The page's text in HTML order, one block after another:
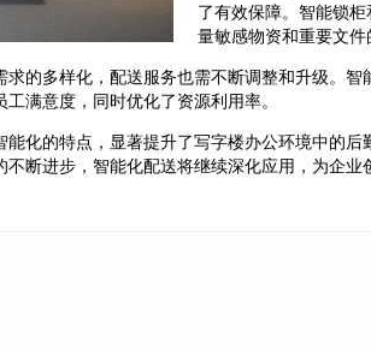
了有效保障。智能锁
量敏感物资和重要文件
的多样化，配送服务也需不断调整和升级。
满意度，同时优化了资源利用率。
化的特点，显著提升了写字楼办公环境中的
断进步，智能化配送将继续深化应用，为企业